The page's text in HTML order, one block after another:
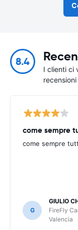
8.4
I clienti ci
recensioni
come sempre
come sempre
G
GIULIO
FireFly
Valencia